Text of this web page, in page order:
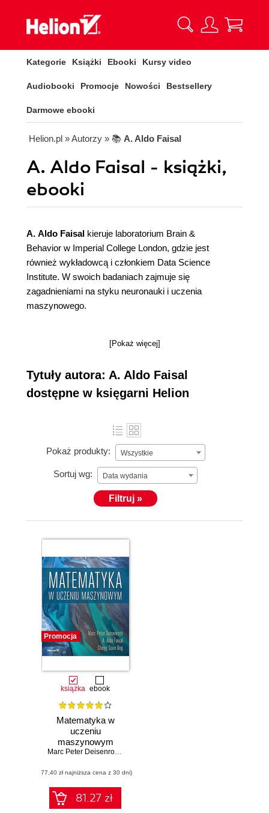
Kategorie Książki Ebooki Kursy video
Audiobooki Promocje Nowości Bestsellery
Darmowe ebooki
Helion.pl » Autorzy » 📚 A. Aldo Faisal
A. Aldo Faisal - książki,
ebooki
A. Aldo Faisal kieruje laboratorium Brain &
Behavior w Imperial College London, gdzie jest
również wykładowcą i członkiem Data Science
Institute. W swoich badaniach zajmuje się
zagadnieniami na styku neuronauki i uczenia
maszynowego.
[Pokaż więcej]
Tytuły autora: A. Aldo Faisal
dostępne w księgarni Helion
Pokaż produkty: Wszystkie
Sortuj wg: Data wydania
Filtruj »
Promocja
książka ebook
Matematyka w
uczeniu
maszynowym
Marc Peter Deisenroth,
(77,40 zł najniższa cena z 30 dni)
81.27 zł